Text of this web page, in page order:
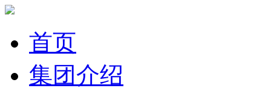
首页
集团介绍